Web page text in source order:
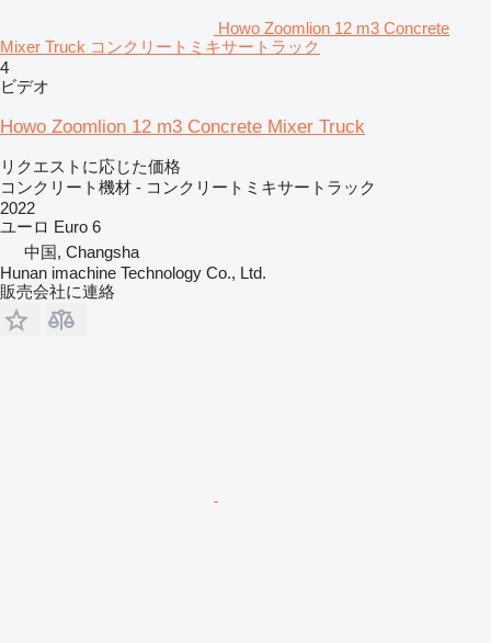
Howo Zoomlion 12 m3 Concrete
Mixer Truck コンクリートミキサートラック
4
ビデオ
Howo Zoomlion 12 m3 Concrete Mixer Truck
リクエストに応じた価格
コンクリート機材 - コンクリートミキサートラック
2022
ユーロ Euro 6
中国, Changsha
Hunan imachine Technology Co., Ltd.
販売会社に連絡